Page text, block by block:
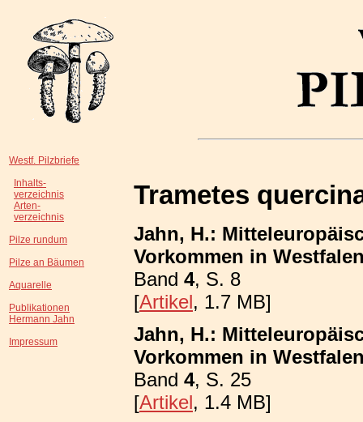
Westf. Pilzbriefe
Inhalts-
verzeichnis
Arten-
verzeichnis
Pilze rundum
Pilze an Bäumen
Aquarelle
Publikationen
Hermann Jahn
Impressum
Trametes
Jahn, H.:
Vorkommen in
Band 4, S. 8
[Artikel, 1.7 MB]
Jahn, H.:
Vorkommen in
Band 4, S. 25
[Artikel, 1.4 MB]